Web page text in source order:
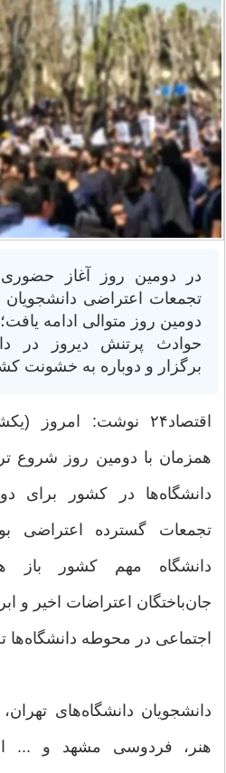
در دومین روز آغاز حضوری
تجمعات اعتراضی
دومین روز متوالی ادامه
حوادث پرتنش دیروز در
برگزار و دوباره به خشونت
همزمان با دومین روز شروع
دانشگاه‌ها در کشور برای
تجمعات گسترده اعتراضی
دانشگاه مهم کشور باز
جان‌باختگان اعتراضات اخیر و
اجتماعی در محوطه دانشگاه‌ها
دانشجویان دانشگاه‌های
هنر، فردوسی مشهد و ...